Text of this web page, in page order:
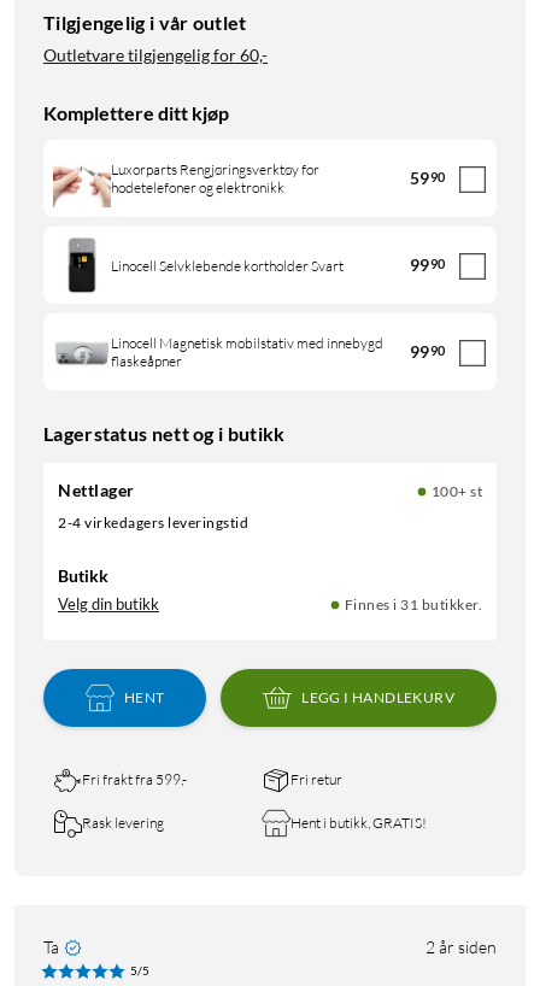
Tilgjengelig i vår outlet
Outletvare tilgjengelig for60,-
Komplettere ditt kjøp
Luxorparts Rengjøringsverktøy for
hodetelefoner og elektronikk
5990
Linocell Selvklebende kortholder Svart 9990
Linocell Magnetisk mobilstativ med innebygd
flaskeåpner
9990
Lagerstatus nett og i butikk
Nettlager
100+ st
2-4 virkedagers leveringstid
Butikk
Velg din butikk Finnes i 31 butikker.
HENT LEGG I HANDLEKURV
Fri frakt fra 599,- Fri retur
Rask levering Hent i butikk, GRATIS!
Ta 2 år siden
5/5